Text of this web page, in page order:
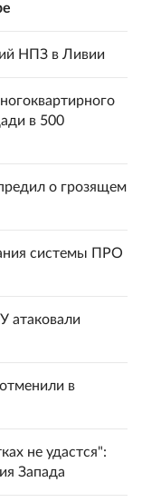
НПЗ в Ливии
в 500
о грозящем
системы ПРО
атаковали
в
не удастся":
Запада